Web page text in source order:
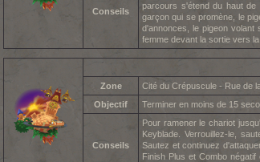
Conseils
parcours s'étend du haut
garçon qui se promène, le
d'annonces, le pigeon
femme devant la sortie vers la
Zone
Cité du Crépuscule - Rue de
Objectif
Terminer en moins de 15
Conseils
Pour ramener le chariot
Keyblade. Verrouillez-le,
Sautez et continuez
Finish Plus et Combo